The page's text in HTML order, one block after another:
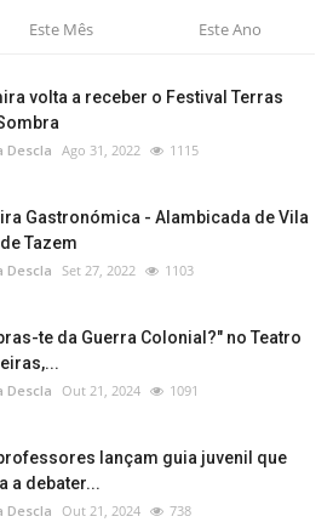
Este Mês Este Ano
volta a receber o Festival Terras
Descla Ago 31, 2022 1115
Gastronómica - Alambicada de Vila
Tazem
Descla Set 27, 2022 1103
te da Guerra Colonial?" no Teatro
Descla Out 21, 2024 1091
lançam guia juvenil que
a debater...
Descla Out 21, 2024 738